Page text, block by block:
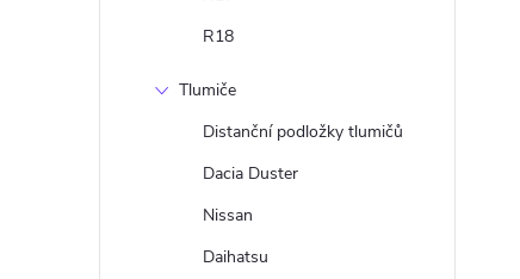
R18
Tlumiče
Distanční podložky tlumičů
Dacia Duster
Nissan
Daihatsu